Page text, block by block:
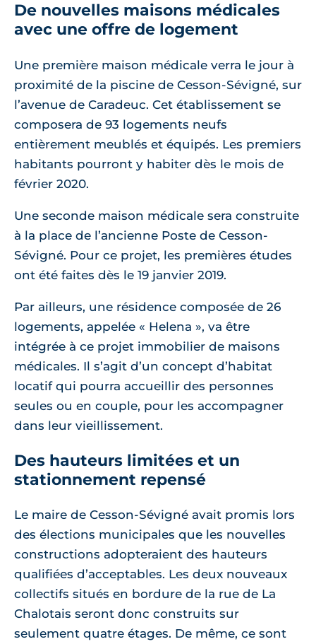
De nouvelles maisons médicales
avec une offre de logement
Une première maison médicale verra le jour à
proximité de la piscine de Cesson-Sévigné, sur
l’avenue de Caradeuc. Cet établissement se
composera de 93 logements neufs
entièrement meublés et équipés. Les premiers
habitants pourront y habiter dès le mois de
février 2020.
Une seconde maison médicale sera construite
à la place de l’ancienne Poste de Cesson-
Sévigné. Pour ce projet, les premières études
ont été faites dès le 19 janvier 2019.
Par ailleurs, une résidence composée de 26
logements, appelée « Helena », va être
intégrée à ce projet immobilier de maisons
médicales. Il s’agit d’un concept d’habitat
locatif qui pourra accueillir des personnes
seules ou en couple, pour les accompagner
dans leur vieillissement.
Des hauteurs limitées et un
stationnement repensé
Le maire de Cesson-Sévigné avait promis lors
des élections municipales que les nouvelles
constructions adopteraient des hauteurs
qualifiées d’acceptables. Les deux nouveaux
collectifs situés en bordure de la rue de La
Chalotais seront donc construits sur
seulement quatre étages. De même, ce sont